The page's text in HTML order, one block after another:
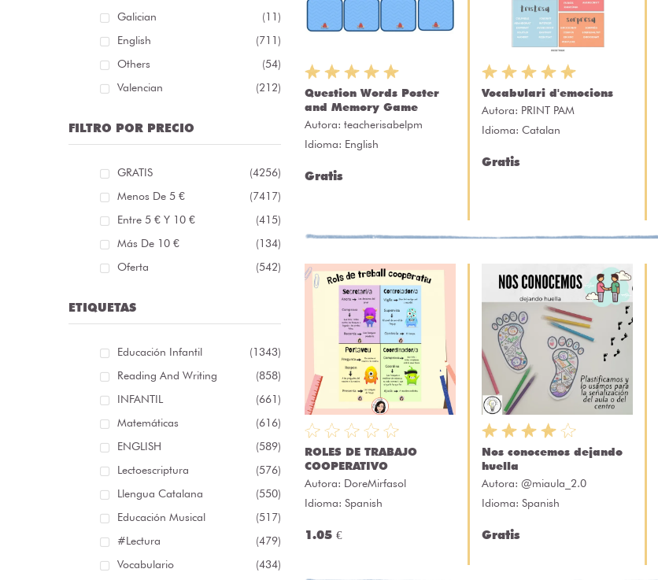
Galician
(11)
English
(711)
Others
(54)
Valencian
(212)
FILTRO POR PRECIO
GRATIS
(4256)
Menos De 5 €
(7417)
Entre 5 € Y 10 €
(415)
Más De 10 €
(134)
Oferta
(542)
ETIQUETAS
Educación Infantil
(1343)
Reading And Writing
(858)
INFANTIL
(661)
Matemáticas
(616)
ENGLISH
(589)
Lectoescriptura
(576)
Llengua Catalana
(550)
Educación Musical
(517)
#lectura
(479)
Vocabulario
(434)
Question Words Poster
and Memory Game
Autora: teacherisabelpm
Idioma: English
Gratis
Vocabulari d'emocions
Autora: PRINT PAM
Idioma: Catalan
Gratis
ROLES DE TRABAJO
COOPERATIVO
Autora: DoreMirfasol
Idioma: Spanish
1.05 €
Nos conocemos dejando
huella
Autora: @miaula_2.0
Idioma: Spanish
Gratis